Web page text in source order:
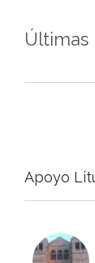
Últimas
Apoyo